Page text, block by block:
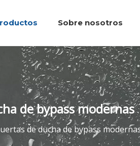
Sobre nosotros
de bypass modernas
de ducha de bypass